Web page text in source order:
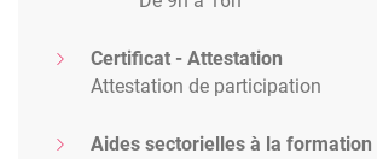
Certificat - Attestation
Attestation de participation
Aides sectorielles à la formation